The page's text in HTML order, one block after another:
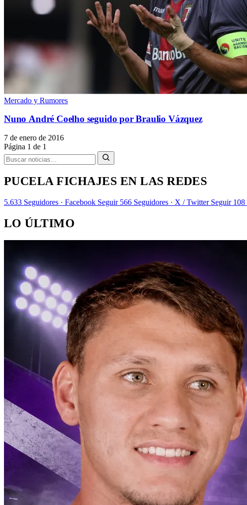
Mercado y Rumores
Nuno André Coelho seguido por Braulio Vázquez
7 de enero de 2016
Página 1 de 1
PUCELA FICHAJES EN LAS REDES
5.633 Seguidores · Facebook Seguir 566 Seguidores · X / Twitter Seguir 108
LO ÚLTIMO